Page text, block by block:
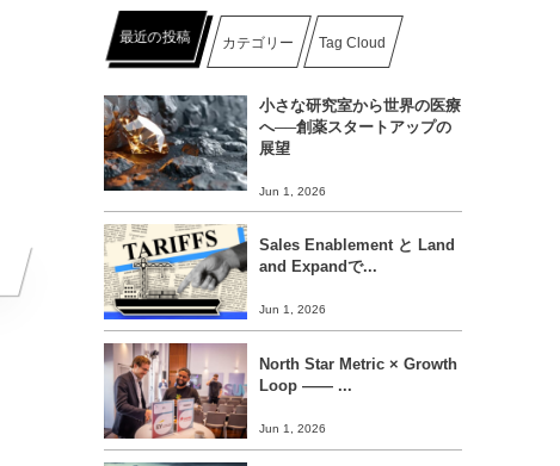
最近の投稿 カテゴリー Tag Cloud
小さな研究室から世界の医療
へ──創薬スタートアップの
展望
Jun 1, 2026
Sales Enablement と Land
and Expandで...
Jun 1, 2026
North Star Metric × Growth
Loop ―― ...
Jun 1, 2026